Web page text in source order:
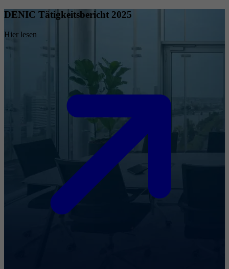
DENIC Tätigkeitsbericht 2025
Hier lesen